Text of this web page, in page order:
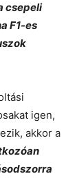
csepeli
F1-es
igen,
akkor a